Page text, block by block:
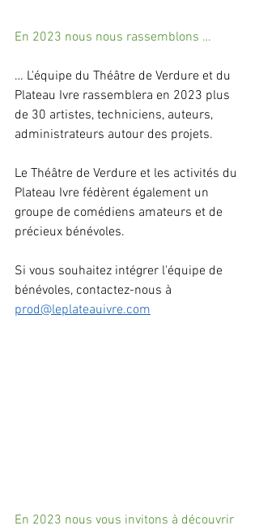
En 2023 nous nous rassemblons …
… L'équipe du Théâtre de Verdure et du
Plateau Ivre rassemblera en 2023 plus
de 30 artistes, techniciens, auteurs,
administrateurs autour des projets.
Le Théâtre de Verdure et les activités du
Plateau Ivre fédèrent également un
groupe de comédiens amateurs et de
précieux bénévoles.
Si vous souhaitez intégrer l'équipe de
bénévoles, contactez-nous à
prod@leplateauivre.com
En 2023 nous vous invitons à découvrir